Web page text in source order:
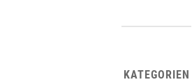
KATEGORIEN